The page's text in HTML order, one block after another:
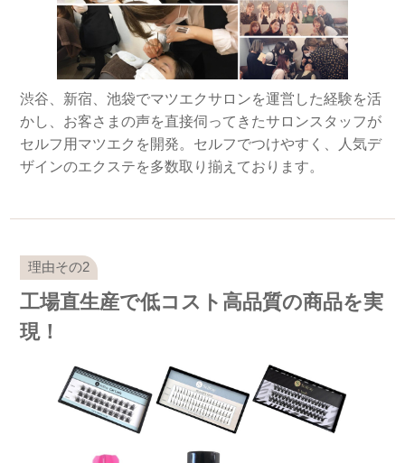
渋谷、新宿、池袋でマツエクサロンを運営した経験を活
かし、お客さまの声を直接伺ってきたサロンスタッフが
セルフ用マツエクを開発。セルフでつけやすく、人気デ
ザインのエクステを多数取り揃えております。
工場直生産で低コスト高品質の商品を実
現！